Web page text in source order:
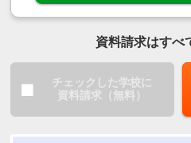
資料請求はすべ
チェックした学校に
資料請求（無料）